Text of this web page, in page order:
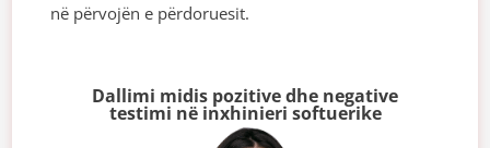
në përvojën e përdoruesit.
Dallimi midis pozitive dhe negative
testimi në inxhinieri softuerike